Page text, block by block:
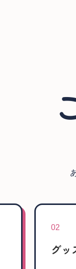
02
グッ